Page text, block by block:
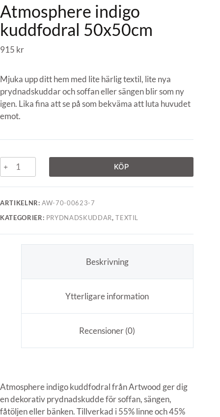
Atmosphere indigo
kuddfodral 50x50cm
915 kr
Mjuka upp ditt hem med lite härlig textil, lite nya
prydnadskuddar och soffan eller sängen blir som ny
igen. Lika fina att se på som bekväma att luta huvudet
emot.
KÖP
ARTIKELNR:AW-70-00623-7
KATEGORIER: PRYDNADSKUDDAR,TEXTIL
Beskrivning
Ytterligare information
Recensioner (0)
Atmosphere indigo kuddfodral från Artwood ger dig
en dekorativ prydnadskudde för soffan, sängen,
fåtöljen eller bänken. Tillverkad i 55% linne och 45%